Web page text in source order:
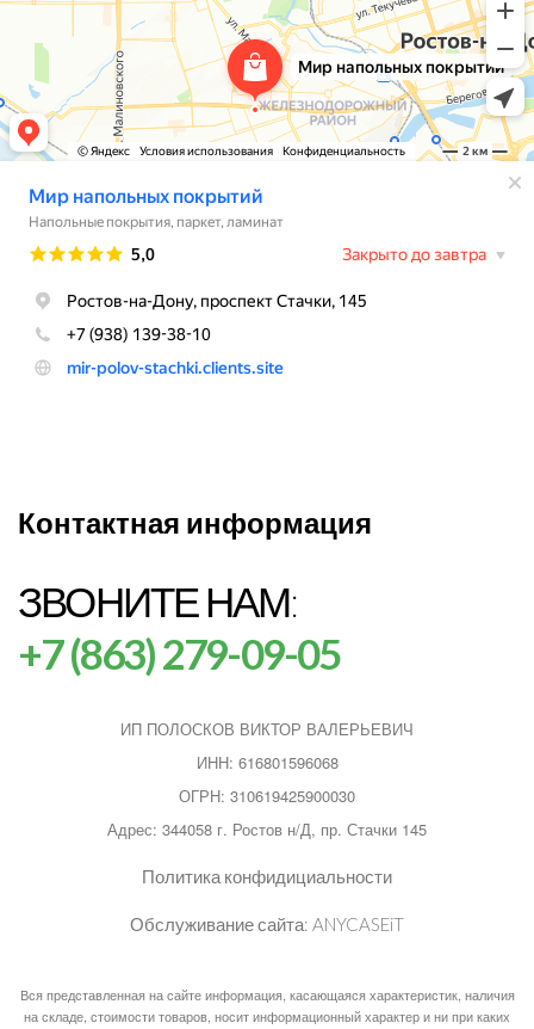
Контактная информация
ЗВОНИТЕ НАМ:
+7 (863) 279-09-05
ИП ПОЛОСКОВ ВИКТОР ВАЛЕРЬЕВИЧ
ИНН: 616801596068
ОГРН: 310619425900030
Адрес: 344058 г. Ростов н/Д, пр. Стачки 145
Политика конфидициальности
Обслуживание сайта: ANYCASEiT
Вся представленная на сайте информация, касающаяся характеристик, наличия
на складе, стоимости товаров, носит информационный характер и ни при каких